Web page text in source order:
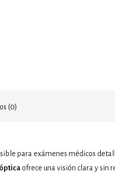
(0)
para exámenes médicos
ofrece una visión clara y sin